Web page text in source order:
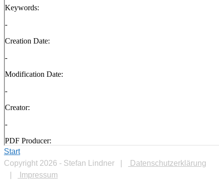
Start
Copyright 2026 - Stefan Lindner |
Datenschutzerklärung
Impressum